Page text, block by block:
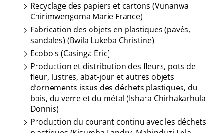
Recyclage des papiers et cartons (Vunanwa
Chirimwengoma Marie France)
Fabrication des objets en plastiques (pavés,
sandales) (Bwila Lukeba Christine)
Ecobois (Casinga Eric)
Production et distribution des fleurs, pots de
fleur, lustres, abat-jour et autres objets
d’ornements issus des déchets plastiques, du
bois, du verre et du métal (Ishara Chirhakarhula
Donnis)
Production du courant continu avec les déchets